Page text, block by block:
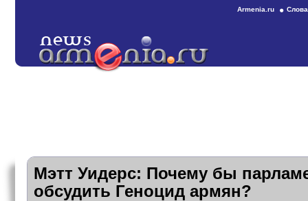
Armenia.ru
Мэтт Уидерс: Почему бы
обсудить Геноцид армян?